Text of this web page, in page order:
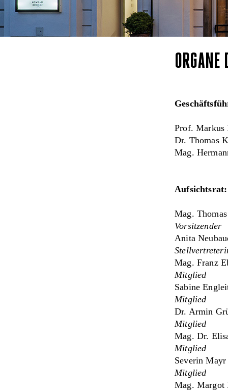
ORGANE
Prof. Markus
Dr. Thomas
Mag.
Aufsichtsrat:
Mag.
Vorsitzender
Anita
Mag. Franz
Mitglied
Sabine
Mitglied
Dr. Armin
Mitglied
Mag. Dr.
Mitglied
Severin Mayr
Mitglied
Mag. Margot